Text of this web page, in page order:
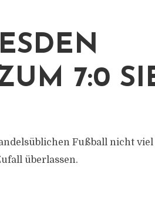
7:0
Fußball nicht
überlassen.